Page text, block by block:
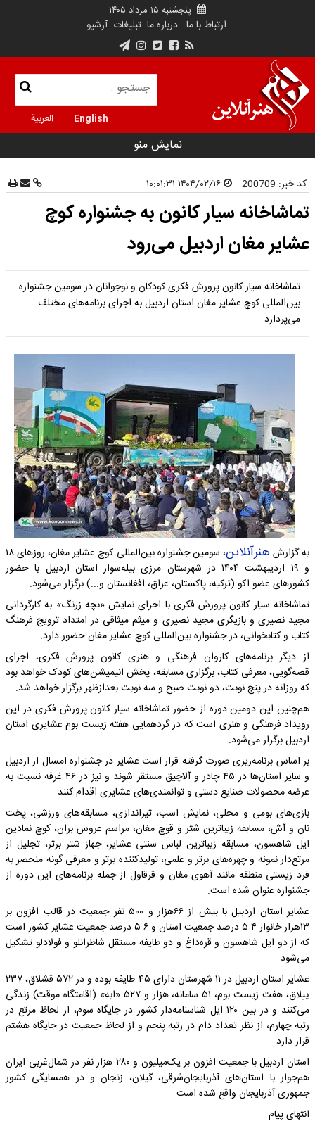
پنجشنبه ۱۵ مرداد ۱۴۰۵
ارتباط با ما درباره ما تبلیغات آرشیو
English العربية
نمایش منو
کد خبر: 200709
تماشاخانه سیار کانون به جشنواره کوچ
عشایر مغان اردبیل می‌رود
تماشاخانه سیار کانون پرورش فکری کودکان و نوجوانان در سومین جشنواره
بین‌المللی کوچ عشایر مغان استان اردبیل به اجرای برنامه‌های مختلف
می‌پردازد.
به گزارش هنرآنلاین
، سومین جشنواره بین‌المللی کوچ عشایر مغان، روزهای ۱۸
و ۱۹ اردیبهشت ۱۴۰۴ در شهرستان مرزی بیله‌سوار استان اردبیل با حضور
کشورهای عضو اکو (ترکیه، پاکستان، عراق، افغانستان و...) برگزار می‌شود.
تماشاخانه سیار کانون پرورش فکری با اجرای نمایش «بچه زرنگ» به کارگردانی
مجید نصیری و بازیگری مجید نصیری و میثم میثاقی در امتداد ترویج فرهنگ
کتاب و کتابخوانی، در جشنواره بین‌المللی کوچ عشایر مغان حضور دارد.
از دیگر برنامه‌های کاروان فرهنگی و هنری کانون پرورش فکری، اجرای
قصه‌گویی، معرفی کتاب، برگزاری مسابقه، پخش انیمیشن‌های کودک خواهد بود
که روزانه در پنج نوبت، دو نوبت صبح و سه نوبت بعدازظهر برگزار خواهد شد.
هم‌چنین این دومین دوره از حضور تماشاخانه سیار کانون پرورش فکری در این
رویداد فرهنگی و هنری است که در گردهمایی هفته زیست بوم عشایری استان
اردبیل برگزار می‌شود.
بر اساس برنامه‌ریزی صورت گرفته قرار است عشایر در جشنواره امسال از اردبیل
و سایر استان‌ها در ۴۵ چادر و آلاچیق مستقر شوند و نیز در ۴۶ غرفه نسبت به
عرضه محصولات صنایع دستی و توانمندی‌های عشایری اقدام کنند.
بازی‌های بومی و محلی، نمایش اسب، تیراندازی، مسابقه‌های ورزشی، پخت
نان و آش، مسابقه زیباترین شتر و قوچ مغان، مراسم عروس بران، کوچ نمادین
ایل شاهسون، مسابقه زیباترین لباس سنتی عشایر، جهاز شتر برتر، تجلیل از
مرتع‌دار نمونه و چهره‌های برتر و علمی، تولیدکننده برتر و معرفی گونه منحصر به
فرد زیستی منطقه مانند آهوی مغان و قرقاول از جمله برنامه‌های این دوره از
جشنواره عنوان شده است.
عشایر استان اردبیل با بیش از ۶۶هزار و ۵۰۰ نفر جمعیت در قالب افزون بر
۱۳هزار خانوار ۵.۴ درصد جمعیت استان و ۵.۶ درصد جمعیت عشایر کشور است
که از دو ایل شاهسون و قره‌داغ و دو طایفه مستقل شاطرانلو و فولادلو تشکیل
می‌شود.
عشایر استان اردبیل در ۱۱ شهرستان دارای ۴۵ طایفه بوده و در ۵۷۲ قشلاق، ۲۳۷
ییلاق، هفت زیست بوم، ۵۱ سامانه، هزار و ۵۲۷ «ابه» (اقامتگاه موقت) زندگی
می‌کنند و در بین ۱۲۰ ایل شناسنامه‌دار کشور در جایگاه سوم، از لحاظ مرتع در
رتبه چهارم، از نظر تعداد دام در رتبه پنجم و از لحاظ جمعیت در جایگاه هشتم
قرار دارد.
استان اردبیل با جمعیت افزون بر یک‌میلیون و ۲۸۰ هزار نفر در شمال‌غربی ایران
هم‌جوار با استان‌های آذربایجان‌شرقی، گیلان، زنجان و در همسایگی کشور
جمهوری آذربایجان واقع شده است.
انتهای پیام